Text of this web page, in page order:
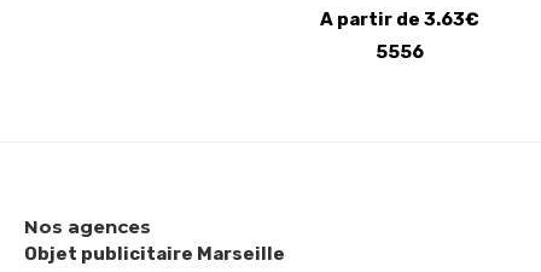
A partir de 3.63€
5556
Nos agences
Objet publicitaire Marseille